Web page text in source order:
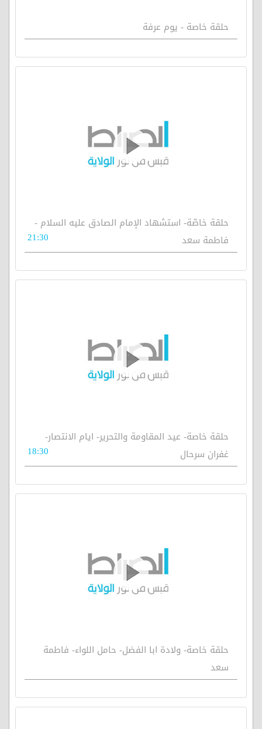
حلقة خاصة - يوم عرفة
حلقة خاصّة- استشهاد الإمام الصادق عليه السلام -
فاطمة سعد
21:30
حلقة خاصة- عيد المقاومة والتحرير- ايام الانتصار-
غفران سرحال
18:30
حلقة خاصة- ولادة ابا الفضل- حامل اللواء- فاطمة
سعد